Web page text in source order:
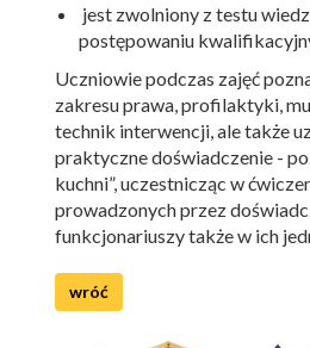
jest zwolniony z testu
postępowaniu
Uczniowie podczas zajęć
zakresu prawa, profilaktyki,
technik interwencji, ale także
praktyczne doświadczenie -
kuchni”, uczestnicząc w
prowadzonych przez
funkcjonariuszy także w ich
wróć